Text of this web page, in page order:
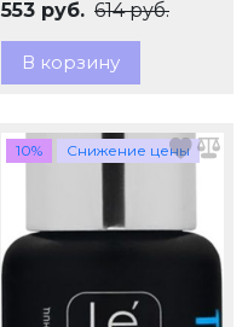
553 руб. 614 руб.
В корзину
10% Снижение цены